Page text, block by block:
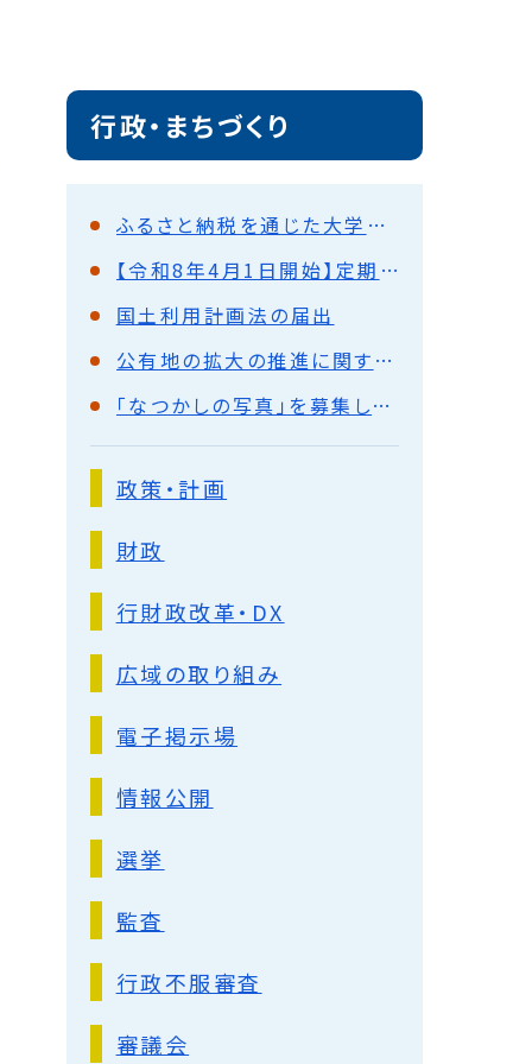
行政・まちづくり
ふるさと納税を通じた大学連携の取り組みについて
【令和8年4月1日開始】定期支払制度について
国土利用計画法の届出
公有地の拡大の推進に関する法律（公拡法）の届出
「なつかしの写真」を募集しています
政策・計画
財政
行財政改革・DX
広域の取り組み
電子掲示場
情報公開
選挙
監査
行政不服審査
審議会